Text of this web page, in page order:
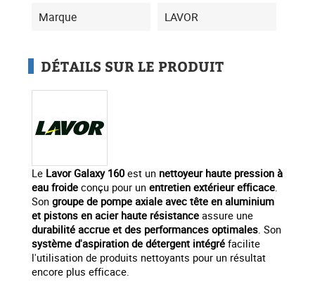
Marque LAVOR
DÉTAILS SUR LE PRODUIT
Le Lavor Galaxy 160 est un nettoyeur haute pression à
eau froide conçu pour un entretien extérieur efficace.
Son groupe de pompe axiale avec tête en aluminium
et pistons en acier haute résistance assure une
durabilité accrue et des performances optimales. Son
système d'aspiration de détergent intégré facilite
l'utilisation de produits nettoyants pour un résultat
encore plus efficace.